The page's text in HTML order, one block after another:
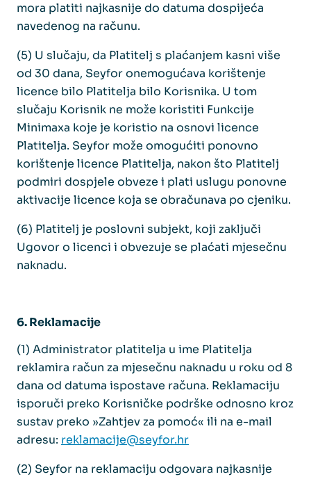
mora platiti najkasnije do datuma dospijeća
navedenog na računu.
(5) U slučaju, da Platitelj s plaćanjem kasni više
od 30 dana, Seyfor onemogućava korištenje
licence bilo Platitelja bilo Korisnika. U tom
slučaju Korisnik ne može koristiti Funkcije
Minimaxa koje je koristio na osnovi licence
Platitelja. Seyfor može omogućiti ponovno
korištenje licence Platitelja, nakon što Platitelj
podmiri dospjele obveze i plati uslugu ponovne
aktivacije licence koja se obračunava po cjeniku.
(6) Platitelj je poslovni subjekt, koji zaključi
Ugovor o licenci i obvezuje se plaćati mjesečnu
naknadu.
6. Reklamacije
(1) Administrator platitelja u ime Platitelja
reklamira račun za mjesečnu naknadu u roku od 8
dana od datuma ispostave računa. Reklamaciju
isporuči preko Korisničke podrške odnosno kroz
sustav preko »Zahtjev za pomoć« ili na e-mail
adresu: reklamacije@seyfor.hr
(2) Seyfor na reklamaciju odgovara najkasnije